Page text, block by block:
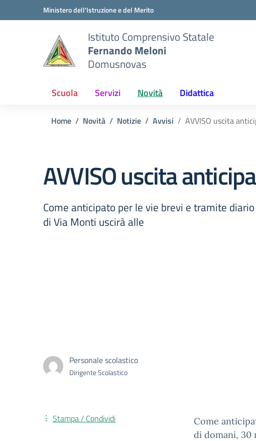
Vai ai contenuti
Vai al menu di navigazioneMinistero dell'Istruzione e del Merito
Istituto Comprensivo Statale
Fernando Meloni
Domusnovas
Scuola Servizi Novità Didattica
Home Novità Notizie Avvisi AVVISO uscita
AVVISO uscita
Come anticipato per le vie brevi e tramite
di Via Monti uscirà alle
Personale scolastico
Dirigente Scolastico
Come
di domani, 30
Stampa / Condividi